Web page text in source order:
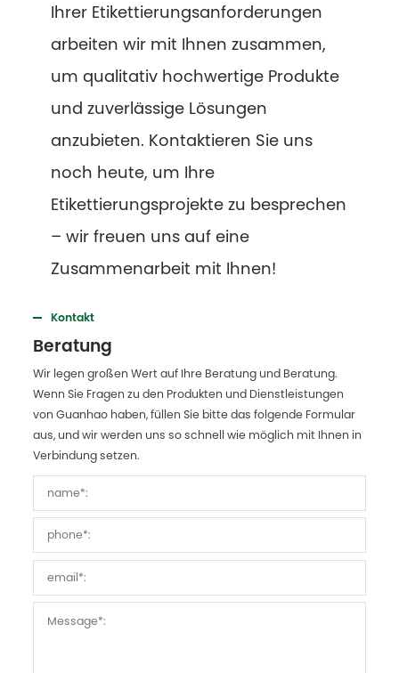
Ihrer Etikettierungsanforderungen
arbeiten wir mit Ihnen zusammen,
um qualitativ hochwertige Produkte
und zuverlässige Lösungen
anzubieten. Kontaktieren Sie uns
noch heute, um Ihre
Etikettierungsprojekte zu besprechen
– wir freuen uns auf eine
Zusammenarbeit mit Ihnen!
Kontakt
Beratung
Wir legen großen Wert auf Ihre Beratung und Beratung.
Wenn Sie Fragen zu den Produkten und Dienstleistungen
von Guanhao haben, füllen Sie bitte das folgende Formular
aus, und wir werden uns so schnell wie möglich mit Ihnen in
Verbindung setzen.